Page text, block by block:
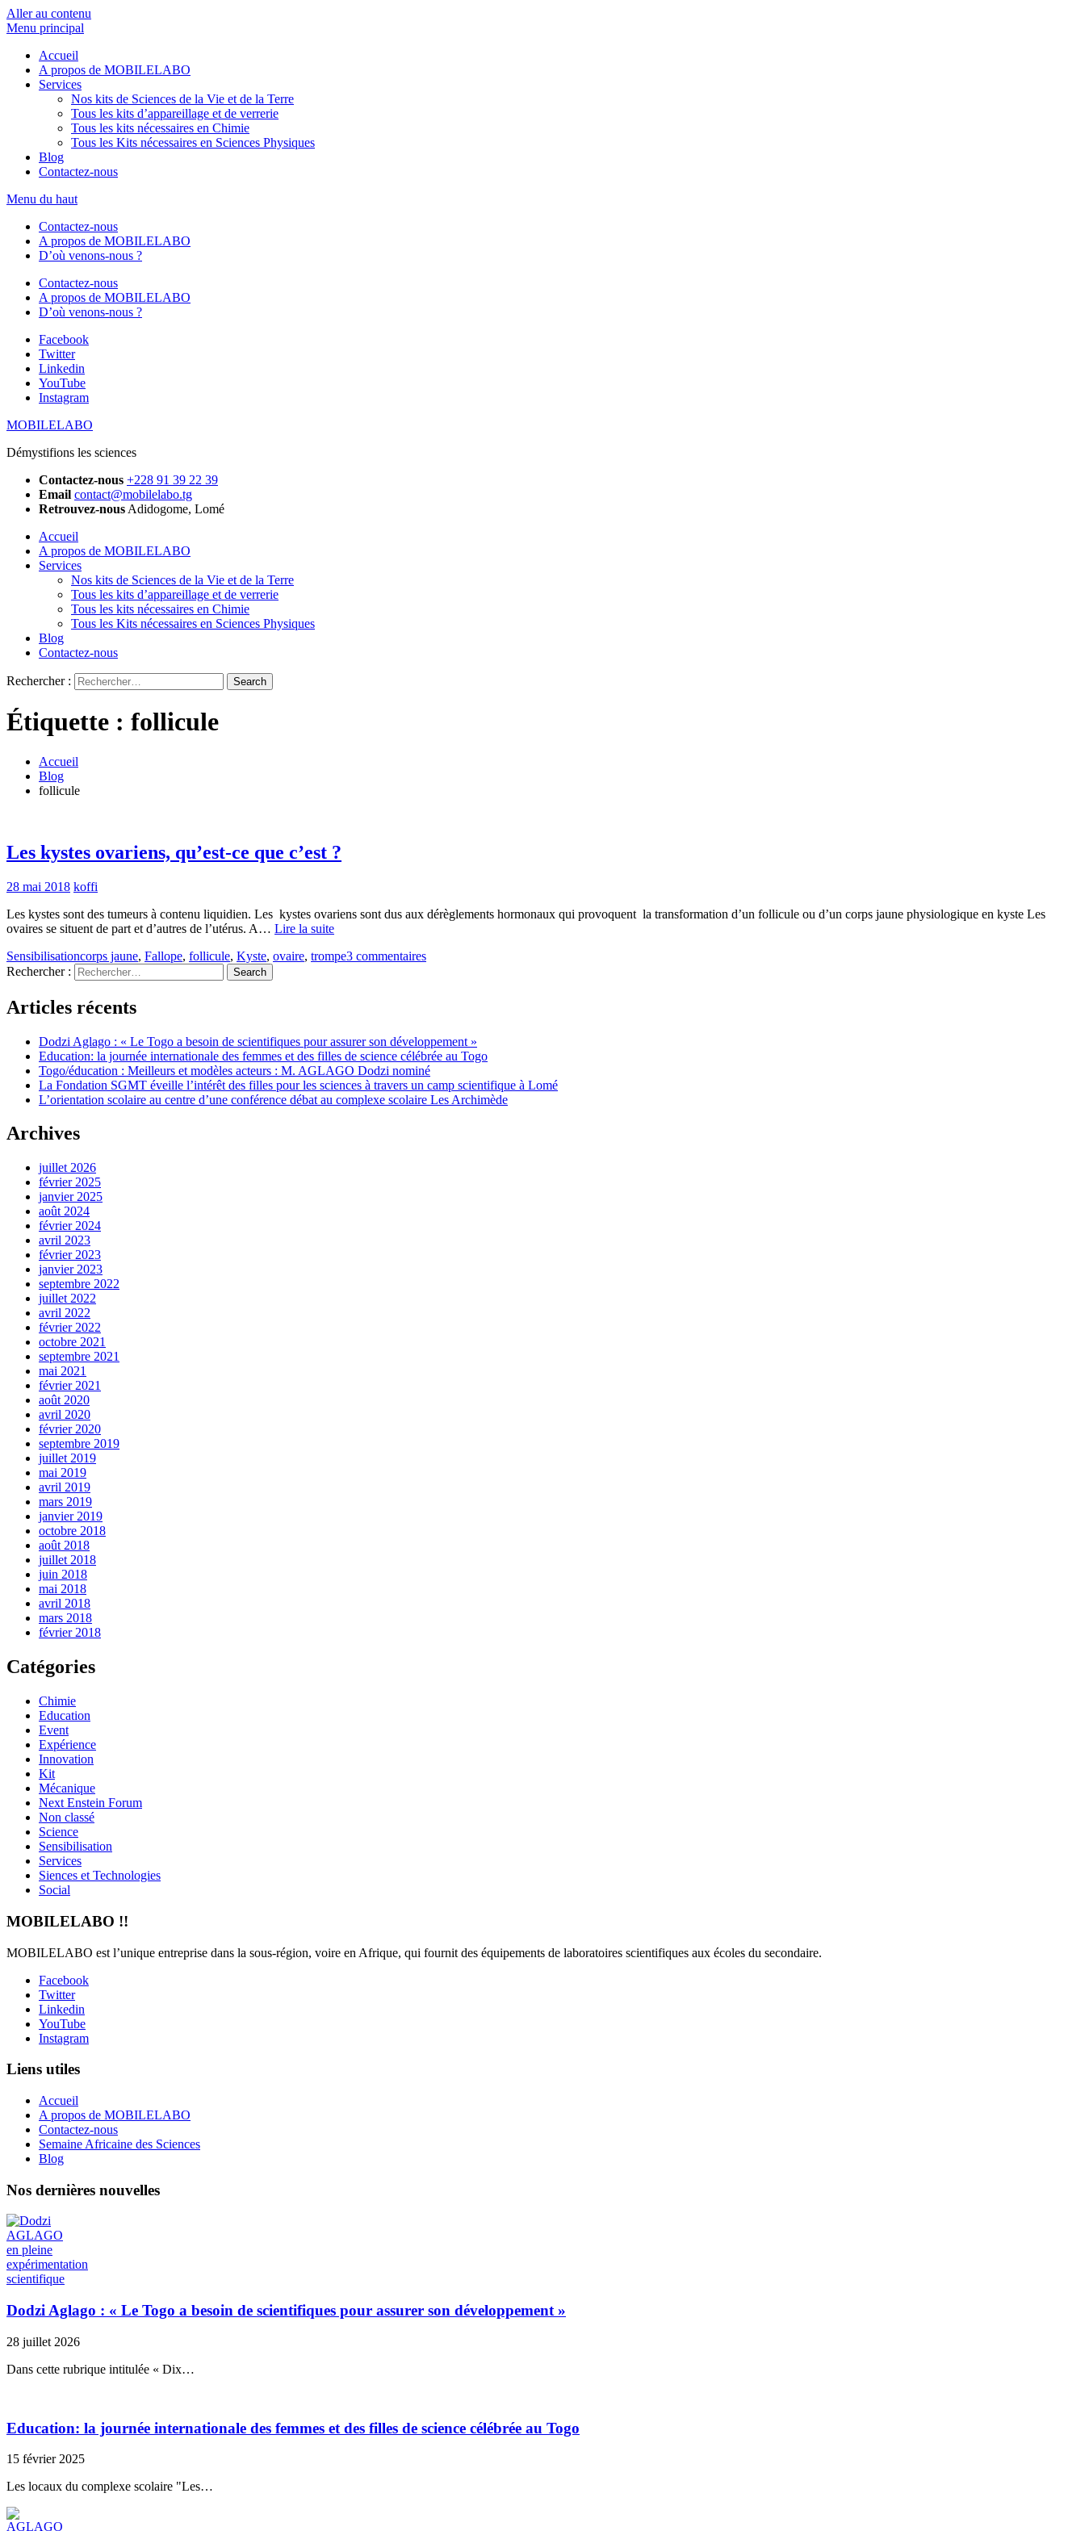
Aller au contenu
Menu principal
Accueil
A propos de MOBILELABO
Services
Nos kits de Sciences de la Vie et de la Terre
Tous les kits d’appareillage et de verrerie
Tous les kits nécessaires en Chimie
Tous les Kits nécessaires en Sciences Physiques
Blog
Contactez-nous
Menu du haut
Contactez-nous
A propos de MOBILELABO
D’où venons-nous ?
Contactez-nous
A propos de MOBILELABO
D’où venons-nous ?
Facebook
Twitter
Linkedin
YouTube
Instagram
MOBILELABO
Démystifions les sciences
Contactez-nous +228 91 39 22 39
Email contact@mobilelabo.tg
Retrouvez-nous Adidogome, Lomé
Accueil
A propos de MOBILELABO
Services
Nos kits de Sciences de la Vie et de la Terre
Tous les kits d’appareillage et de verrerie
Tous les kits nécessaires en Chimie
Tous les Kits nécessaires en Sciences Physiques
Blog
Contactez-nous
Rechercher :
Étiquette : follicule
Accueil
Blog
follicule
Les kystes ovariens, qu’est-ce que c’est ?
28 mai 2018 koffi
Les kystes sont des tumeurs à contenu liquidien. Les kystes ovariens sont dus aux dérèglements hormonaux qui provoquent la transformation d’un follicule ou d’un corps jaune physiologique en kyste Les
ovaires se situent de part et d’autres de l’utérus. A… Lire la suite
Sensibilisationcorps jaune, Fallope, follicule, Kyste, ovaire, trompe3 commentaires
Rechercher :
Articles récents
Dodzi Aglago : « Le Togo a besoin de scientifiques pour assurer son développement »
Education: la journée internationale des femmes et des filles de science célébrée au Togo
Togo/éducation : Meilleurs et modèles acteurs : M. AGLAGO Dodzi nominé
La Fondation SGMT éveille l’intérêt des filles pour les sciences à travers un camp scientifique à Lomé
L’orientation scolaire au centre d’une conférence débat au complexe scolaire Les Archimède
Archives
juillet 2026
février 2025
janvier 2025
août 2024
février 2024
avril 2023
février 2023
janvier 2023
septembre 2022
juillet 2022
avril 2022
février 2022
octobre 2021
septembre 2021
mai 2021
février 2021
août 2020
avril 2020
février 2020
septembre 2019
juillet 2019
mai 2019
avril 2019
mars 2019
janvier 2019
octobre 2018
août 2018
juillet 2018
juin 2018
mai 2018
avril 2018
mars 2018
février 2018
Catégories
Chimie
Education
Event
Expérience
Innovation
Kit
Mécanique
Next Enstein Forum
Non classé
Science
Sensibilisation
Services
Siences et Technologies
Social
MOBILELABO !!
MOBILELABO est l’unique entreprise dans la sous-région, voire en Afrique, qui fournit des équipements de laboratoires scientifiques aux écoles du secondaire.
Facebook
Twitter
Linkedin
YouTube
Instagram
Liens utiles
Accueil
A propos de MOBILELABO
Contactez-nous
Semaine Africaine des Sciences
Blog
Nos dernières nouvelles
Dodzi Aglago : « Le Togo a besoin de scientifiques pour assurer son développement »
28 juillet 2026
Dans cette rubrique intitulée « Dix…
Education: la journée internationale des femmes et des filles de science célébrée au Togo
15 février 2025
Les locaux du complexe scolaire "Les…